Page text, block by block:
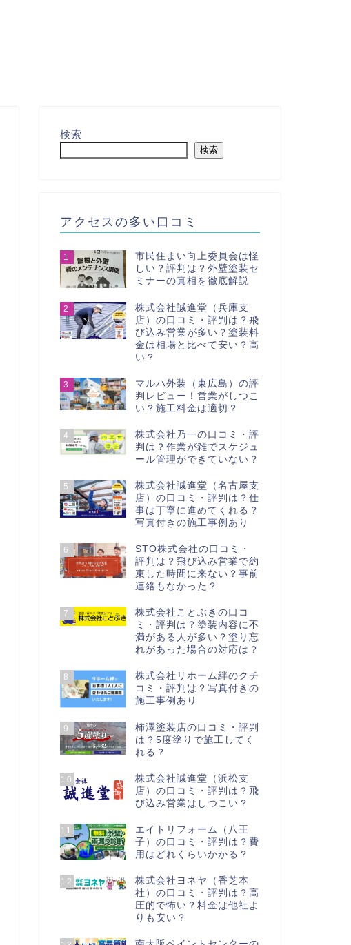
検索
検索
アクセスの多い口コミ
1
市民住まい向上委員会は怪
しい？評判は？外壁塗装セ
ミナーの真相を徹底解説
2
株式会社誠進堂（兵庫支
店）の口コミ・評判は？飛
び込み営業が多い？塗装料
金は相場と比べて安い？高
い？
3
マルハ外装（東広島）の評
判レビュー！営業がしつこ
い？施工料金は適切？
4
株式会社乃一の口コミ・評
判は？作業が雑でスケジュ
ール管理ができていない？
5
株式会社誠進堂（名古屋支
店）の口コミ・評判は？仕
事は丁寧に進めてくれる？
写真付きの施工事例あり
6
STO株式会社の口コミ・
評判は？飛び込み営業で約
束した時間に来ない？事前
連絡もなかった？
7
株式会社ことぶきの口コ
ミ・評判は？塗装内容に不
満がある人が多い？塗り忘
れがあった場合の対応は？
8
株式会社リホーム絆のクチ
コミ・評判は？写真付きの
施工事例あり
9
柿澤塗装店の口コミ・評判
は？5度塗りで施工してく
れる？
10
株式会社誠進堂（浜松支
店）の口コミ・評判は？飛
び込み営業はしつこい？
11
エイトリフォーム（八王
子）の口コミ・評判は？費
用はどれくらいかかる？
12
株式会社ヨネヤ（香芝本
社）の口コミ・評判は？高
圧的で怖い？料金は他社よ
りも安い？